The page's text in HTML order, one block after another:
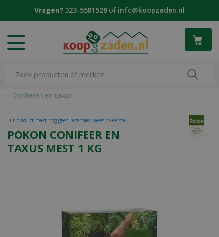
Coniferen en taxus
Vragen? 023-5581528 of info@koopzaden.nl
POKON CONIFEER EN
TAXUS MEST 1 KG
Dit product heeft nog geen recensies, wees de eerste